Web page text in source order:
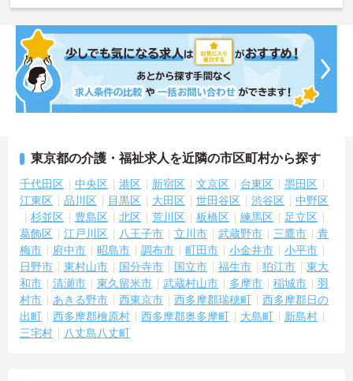
東京都の介護・福祉求人を近隣の市区町村から探す
千代田区 中央区 港区 新宿区 文京区 台東区
墨田区
江東区
品川区 目黒区 大田区 世田谷区 渋谷区
中野区
杉並区
豊島区 北区 荒川区 板橋区 練馬区
足立区
葛飾区
江戸川区 八王子市 立川市 武蔵野市 三鷹市
青
梅市
府中市 昭島市 調布市 町田市 小金井市
小平市
日野市
東村山市 国分寺市 国立市 福生市 狛江市
東大
和市
清瀬市 東久留米市 武蔵村山市 多摩市 稲城市
羽
村市
あきる野市 西東京市 西多摩郡瑞穂町
西多摩郡日の
出町
西多摩郡檜原村 西多摩郡奥多摩町 大島町
新島村
三宅村
八丈島八丈町